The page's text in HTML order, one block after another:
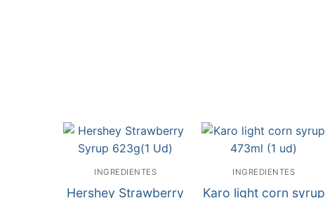
INGREDIENTES
Hershey Strawberry
INGREDIENTES
Karo light corn syrup